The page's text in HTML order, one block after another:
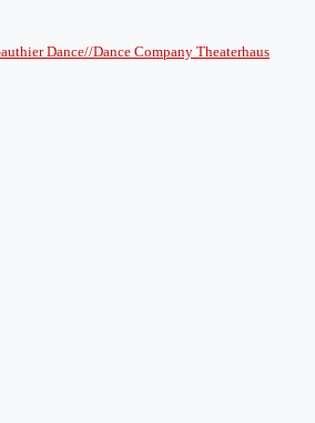
Dance//Dance Company Theaterhaus